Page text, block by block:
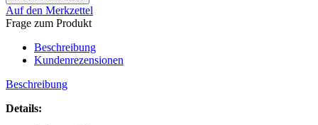
Auf den Merkzettel
Frage zum Produkt
Beschreibung
Kundenrezensionen
Beschreibung
Details: